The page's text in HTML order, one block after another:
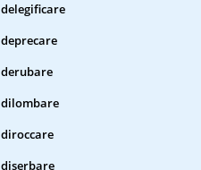
delegificare
deprecare
derubare
dilombare
diroccare
diserbare